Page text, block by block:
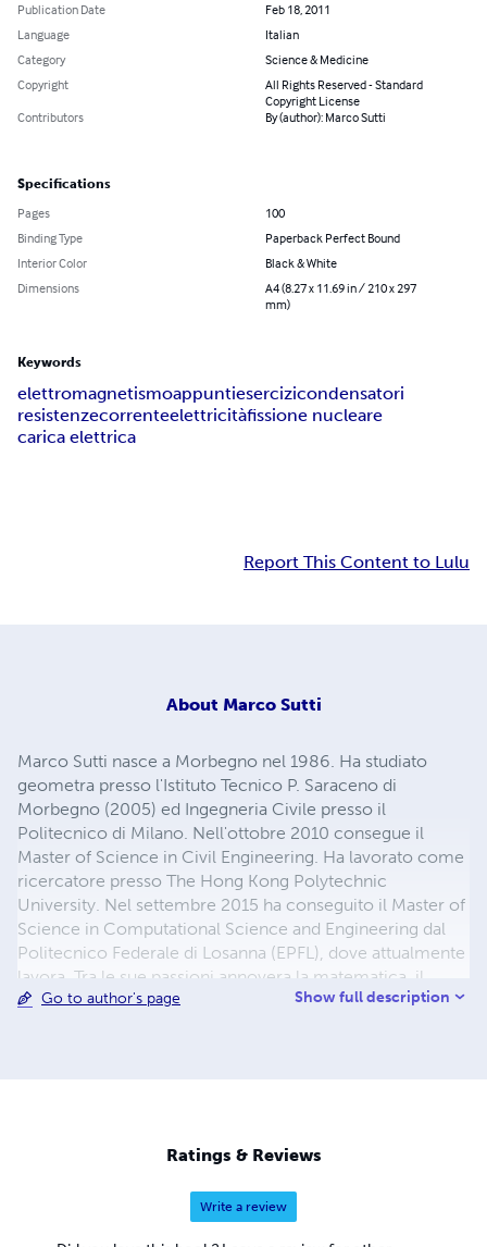
Publication Date
Feb 18, 2011
Language
Italian
Category
Science & Medicine
Copyright
All Rights Reserved - Standard
Copyright License
Contributors
By (author): Marco Sutti
Specifications
Pages
100
Binding Type
Paperback Perfect Bound
Interior Color
Black & White
Dimensions
A4 (8.27 x 11.69 in / 210 x 297
mm)
Keywords
elettromagnetismoappuntiesercizicondensatori
resistenzecorrenteelettricitàfissione nucleare
carica elettrica
Report This Content to Lulu
About Marco Sutti
Marco Sutti nasce a Morbegno nel 1986. Ha studiato
geometra presso l'Istituto Tecnico P. Saraceno di
Morbegno (2005) ed Ingegneria Civile presso il
Politecnico di Milano. Nell'ottobre 2010 consegue il
Master of Science in Civil Engineering. Ha lavorato come
ricercatore presso The Hong Kong Polytechnic
University. Nel settembre 2015 ha conseguito il Master of
Science in Computational Science and Engineering dal
Politecnico Federale di Losanna (EPFL), dove attualmente
lavora. Tra le sue passioni annovera la matematica, il
fumetto e la poesia.
Go to author's page Show full description
Ratings & Reviews
Write a review